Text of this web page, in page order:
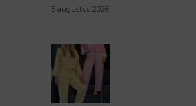
5 augustus 2026